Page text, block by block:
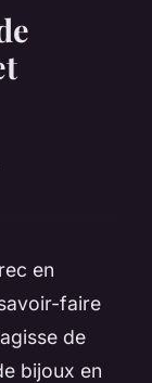
en
faire
de
bijoux en